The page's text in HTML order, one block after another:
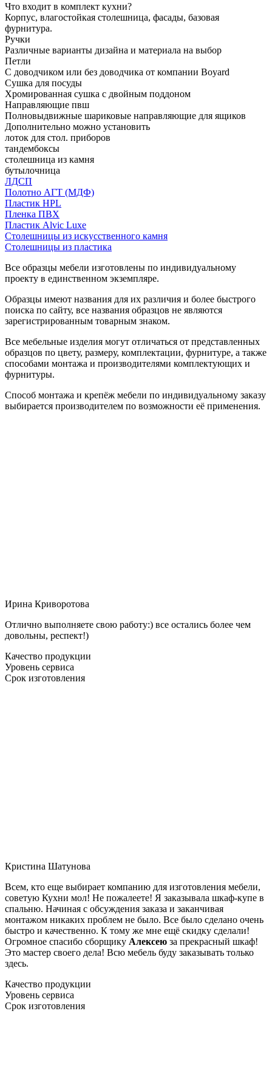
Что входит в комплект кухни?
Корпус, влагостойкая столешница, фасады, базовая
фурнитура.
Ручки
Различные варианты дизайна и материала на выбор
Петли
С доводчиком или без доводчика от компании Boyard
Сушка для посуды
Хромированная сушка с двойным поддоном
Направляющие пвш
Полновыдвижные шариковые направляющие для ящиков
Дополнительно можно установить
лоток для стол. приборов
тандембоксы
столешница из камня
бутылочница
ЛДСП
Полотно АГТ (МДФ)
Пластик HPL
Пленка ПВХ
Пластик Alvic Luxe
Столешницы из искусственного камня
Столешницы из пластика
Все образцы мебели изготовлены по индивидуальному
проекту в единственном экземпляре.
Образцы имеют названия для их различия и более быстрого
поиска по сайту, все названия образцов не являются
зарегистрированным товарным знаком.
Все мебельные изделия могут отличаться от представленных
образцов по цвету, размеру, комплектации, фурнитуре, а также
способами монтажа и производителями комплектующих и
фурнитуры.
Способ монтажа и крепёж мебели по индивидуальному заказу
выбирается производителем по возможности её применения.
Ирина Криворотова
Отлично выполняете свою работу:) все остались более чем
довольны, респект!)
Качество продукции
Уровень сервиса
Срок изготовления
Кристина Шатунова
Всем, кто еще выбирает компанию для изготовления мебели,
советую Кухни мол! Не пожалеете! Я заказывала шкаф-купе в
спальню. Начиная с обсуждения заказа и заканчивая
монтажом никаких проблем не было. Все было сделано очень
быстро и качественно. К тому же мне ещё скидку сделали!
Огромное спасибо сборщику Алексею за прекрасный шкаф!
Это мастер своего дела! Всю мебель буду заказывать только
здесь.
Качество продукции
Уровень сервиса
Срок изготовления